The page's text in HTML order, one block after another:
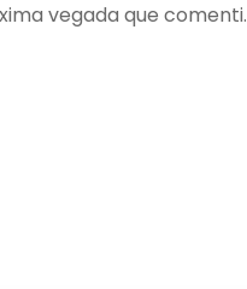
vegada que comenti.